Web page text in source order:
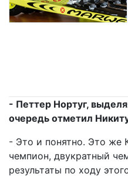
- Петтер Нортуг,
очередь отметил
- Это и понятно. Это же
чемпион, двукратный
результаты по ходу